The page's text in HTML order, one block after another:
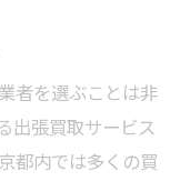
者を選ぶことは非
出張買取サービス
都内では多くの買